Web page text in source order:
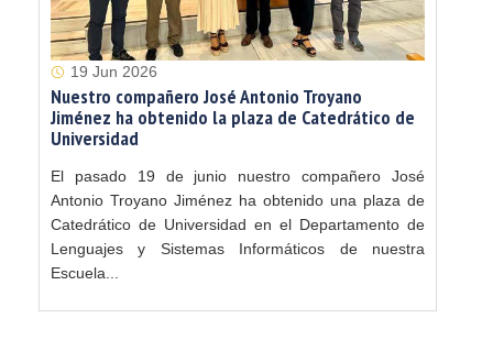
19 Jun 2026
Nuestro compañero José Antonio Troyano
Jiménez ha obtenido la plaza de Catedrático de
Universidad
El pasado 19 de junio nuestro compañero José
Antonio Troyano Jiménez ha obtenido una plaza de
Catedrático de Universidad en el Departamento de
Lenguajes y Sistemas Informáticos de nuestra
Escuela...